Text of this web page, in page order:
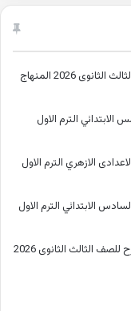
تحميل كتاب الامتحان في الكيمياء جزء الشرح للصف الثالث الثانوى 2026 المنهاج
الترم الاول
الازهري الترم الاول
الابتدائي الترم الاول
تحميل كتاب المعاصر في التفاضل والتكامل جزء الشرح للصف الثالث الثانوى 2026